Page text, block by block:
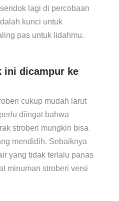
lagi di percobaan
kunci untuk
pas untuk lidahmu.
ini dicampur ke
cukup mudah larut
diingat bahwa
stroberi mungkin bisa
mendidih. Sebaiknya
yang tidak terlalu panas
minuman stroberi versi